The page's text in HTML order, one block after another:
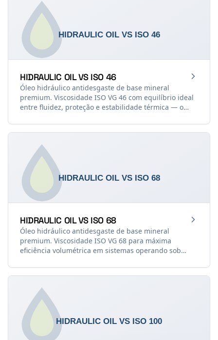
HIDRAULIC OIL VS ISO 46
Óleo hidráulico antidesgaste de base mineral
premium. Viscosidade ISO VG 46 com equilíbrio ideal
entre fluidez, proteção e estabilidade térmica — o
industriais (DIN 51.524 Parte 2 — HLP).
HIDRAULIC OIL VS ISO 68
Óleo hidráulico antidesgaste de base mineral
premium. Viscosidade ISO VG 68 para máxima
eficiência volumétrica em sistemas operando sob
com maiores folgas dimensionais (DIN 51.524 Parte 2